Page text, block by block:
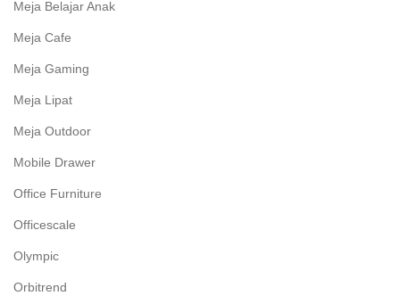
Meja Belajar Anak
Meja Cafe
Meja Gaming
Meja Lipat
Meja Outdoor
Mobile Drawer
Office Furniture
Officescale
Olympic
Orbitrend